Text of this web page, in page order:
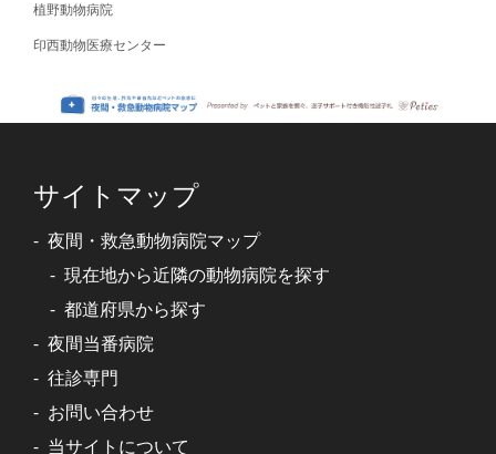
植野動物病院
印西動物医療センター
サイトマップ
夜間・救急動物病院マップ
現在地から近隣の動物病院を探す
都道府県から探す
夜間当番病院
往診専門
お問い合わせ
当サイトについて